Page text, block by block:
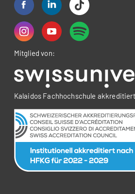
Mitglied von:
Kalaidos Fachhochschule